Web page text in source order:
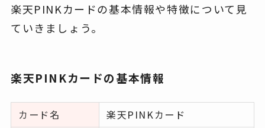
楽天PINKカードの基本情報や特徴について見
ていきましょう。
楽天PINKカードの基本情報
カード名 楽天PINKカード